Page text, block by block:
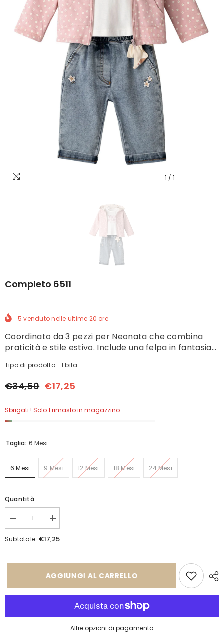
1 / 1
Completo 6511
5 venduto nelle ultime 20 ore
Coordinato da 3 pezzi per Neonata che combina
praticità e stile estivo. Include una felpa in fantasia...
Tipo di prodotto: Ebita
€34,50 €17,25
Sbrigati ! Solo 1 rimasto in magazzino
Taglia: 6 Mesi
6 Mesi 9 Mesi 12 Mesi 18 Mesi 24 Mesi
Quantità:
Diminuisci
quantità
per
Aumenta
quantità
per
Subtotale: €17,25
AGGIUNGI AL CARRELLO
Altre opzioni di pagamento